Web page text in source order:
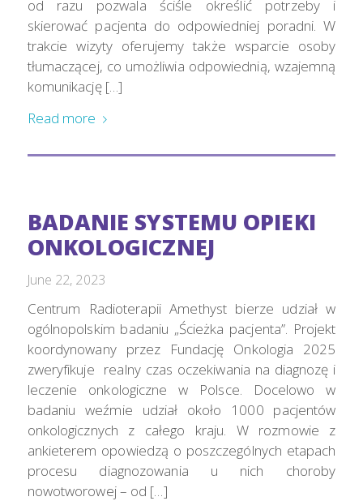
od razu pozwala ściśle określić potrzeby i
skierować pacjenta do odpowiedniej poradni. W
trakcie wizyty oferujemy także wsparcie osoby
tłumaczącej, co umożliwia odpowiednią, wzajemną
komunikację […]
Read more
BADANIE SYSTEMU OPIEKI
ONKOLOGICZNEJ
June 22, 2023
Centrum Radioterapii Amethyst bierze udział w
ogólnopolskim badaniu „Ścieżka pacjenta”. Projekt
koordynowany przez Fundację Onkologia 2025
zweryfikuje realny czas oczekiwania na diagnozę i
leczenie onkologiczne w Polsce. Docelowo w
badaniu weźmie udział około 1000 pacjentów
onkologicznych z całego kraju. W rozmowie z
ankieterem opowiedzą o poszczególnych etapach
procesu diagnozowania u nich choroby
nowotworowej – od […]